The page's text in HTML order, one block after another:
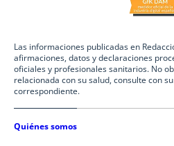
Las informaciones publicadas en
afirmaciones, datos y declaraciones
oficiales y profesionales sanitarios. No
relacionada con su salud, consulte con
correspondiente.
Quiénes somos